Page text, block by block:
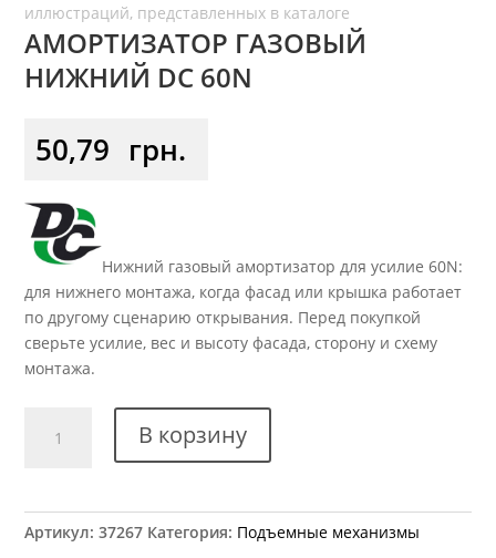
АМОРТИЗАТОР ГАЗОВЫЙ
НИЖНИЙ DC 60N
50,79 грн.
Нижний газовый амортизатор для усилие 60N:
для нижнего монтажа, когда фасад или крышка работает
по другому сценарию открывания. Перед покупкой
сверьте усилие, вес и высоту фасада, сторону и схему
монтажа.
товара
Амортизатор
DC
В корзину
Артикул:37267 Категория: Подъемные механизмы